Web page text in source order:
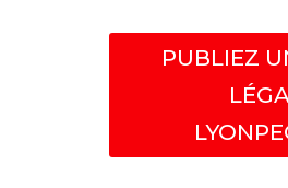
PUBLIEZ